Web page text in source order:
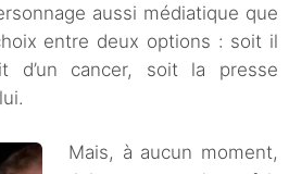
aussi médiatique que
entre deux options : soit il
d’un cancer, soit la presse
Mais, à aucun moment,